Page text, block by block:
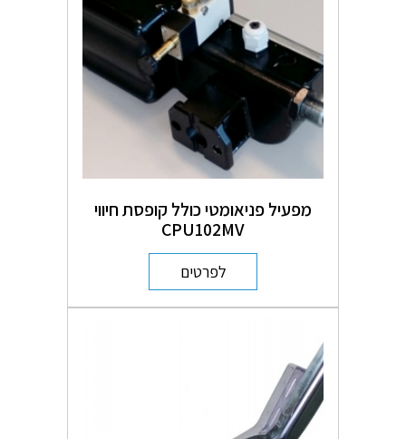
מפעיל פניאומטי כולל קופסת חיווי
CPU102MV
לפרטים